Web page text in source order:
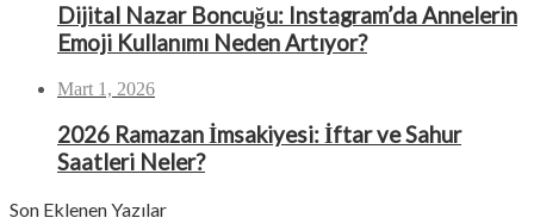
Dijital Nazar Boncuğu: Instagram’da Annelerin
Emoji Kullanımı Neden Artıyor?
Mart 1, 2026
2026 Ramazan İmsakiyesi: İftar ve Sahur
Saatleri Neler?
Son Eklenen Yazılar